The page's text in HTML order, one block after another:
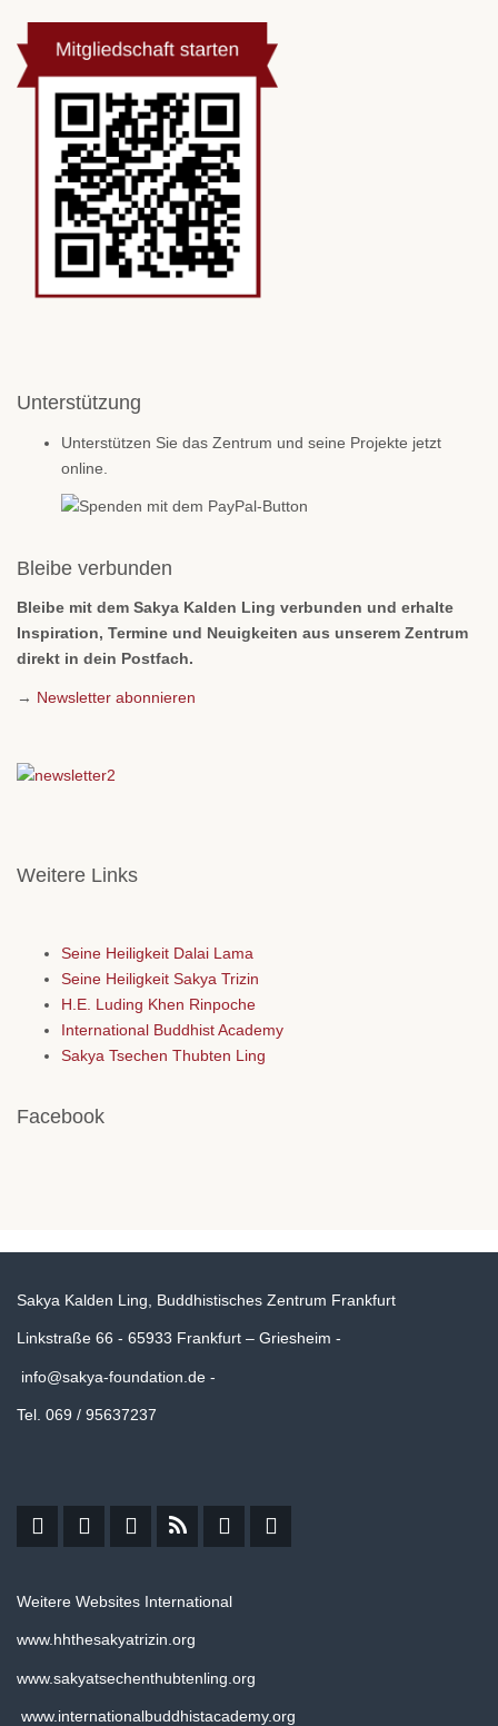
Unterstützung
Unterstützen Sie das Zentrum und seine Projekte jetzt
online.
Bleibe verbunden
Bleibe mit dem Sakya Kalden Ling verbunden und erhalte
Inspiration, Termine und Neuigkeiten aus unserem Zentrum
direkt in dein Postfach.
→ Newsletter abonnieren
Weitere Links
Seine Heiligkeit Dalai Lama
Seine Heiligkeit Sakya Trizin
H.E. Luding Khen Rinpoche
International Buddhist Academy
Sakya Tsechen Thubten Ling
Facebook
Sakya Kalden Ling, Buddhistisches Zentrum Frankfurt
Linkstraße 66 - 65933 Frankfurt – Griesheim -
info@sakya-foundation.de -
Tel. 069 / 95637237
Weitere Websites International
www.hhthesakyatrizin.org
www.sakyatsechenthubtenling.org
www.internationalbuddhistacademy.org